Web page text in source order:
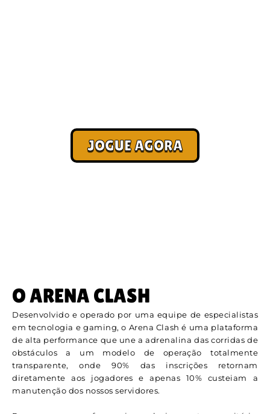
JOGUE AGORA
O ARENA CLASH
Desenvolvido e operado por uma equipe de especialistas
em tecnologia e gaming, o Arena Clash é uma plataforma
de alta performance que une a adrenalina das corridas de
obstáculos a um modelo de operação totalmente
transparente, onde 90% das inscrições retornam
diretamente aos jogadores e apenas 10% custeiam a
manutenção dos nossos servidores.